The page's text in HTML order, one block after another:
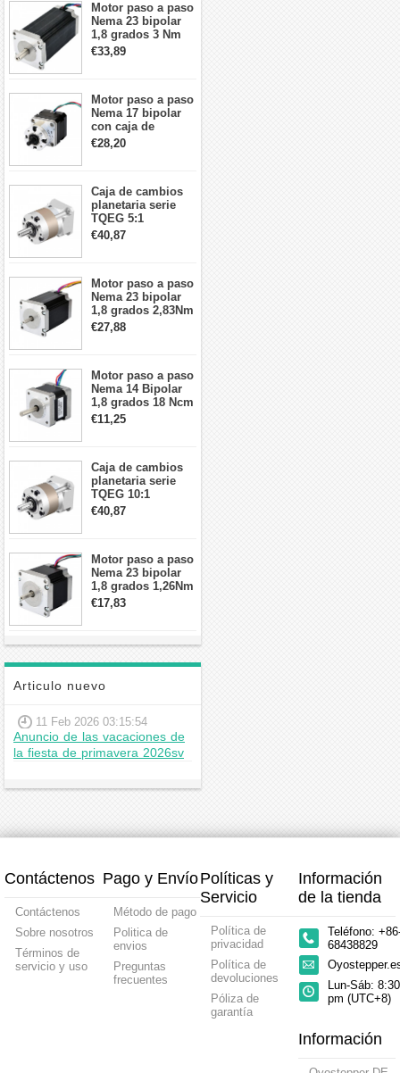
Motor paso a paso
Nema 23 bipolar
1,8 grados 3 Nm
4,2A 57x57x114mm
motor paso a paso
€33,89
Motor paso a paso
Nema 17 bipolar
con caja de
cambios planetaria
5:1 longitud 33mm
Robot CNC DIY
€28,20
Caja de cambios
planetaria serie
TQEG 5:1
contragolpe 15
arcmin para motor
€40,87
Motor paso a paso
Nema 23 bipolar
1,8 grados 2,83Nm
4A 2,26 V
57x57x84mm 8
€27,88
Motor paso a paso
Nema 14 Bipolar
1,8 grados 18 Ncm
0,8 A 5,74 V 35 x
35 x 34 mm 4
€11,25
Caja de cambios
planetaria serie
TQEG 10:1
contragolpe 15
arcmin para motor
€40,87
Motor paso a paso
Nema 23 bipolar
1,8 grados 1,26Nm
2,8A 2,5V
57x57x56mm 4
€17,83
Articulo nuevo
11 Feb 2026 03:15:54
Anuncio de las vacaciones de
la fiesta de primavera 2026sv
Contáctenos
Contáctenos
Sobre nosotros
Términos de
servicio y uso
Pago y Envío
Método de pago
Politica de
envios
Preguntas
frecuentes
Políticas y
Servicio
Política de
privacidad
Política de
devoluciones
Póliza de
garantía
Información
de la tienda
Teléfono:
68438829
Lun-Sáb:
pm (UTC+8)
Información